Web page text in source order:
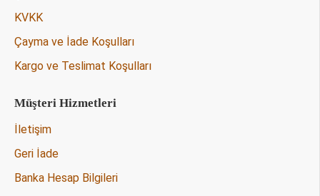
KVKK
Çayma ve İade Koşulları
Kargo ve Teslimat Koşulları
Müşteri Hizmetleri
İletişim
Geri İade
Banka Hesap Bilgileri